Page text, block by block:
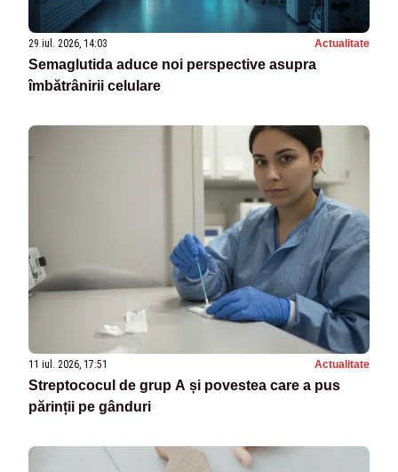
29 iul. 2026, 14:03 Actualitate
Semaglutida aduce noi perspective asupra
îmbătrânirii celulare
11 iul. 2026, 17:51 Actualitate
Streptococul de grup A și povestea care a pus
părinții pe gânduri